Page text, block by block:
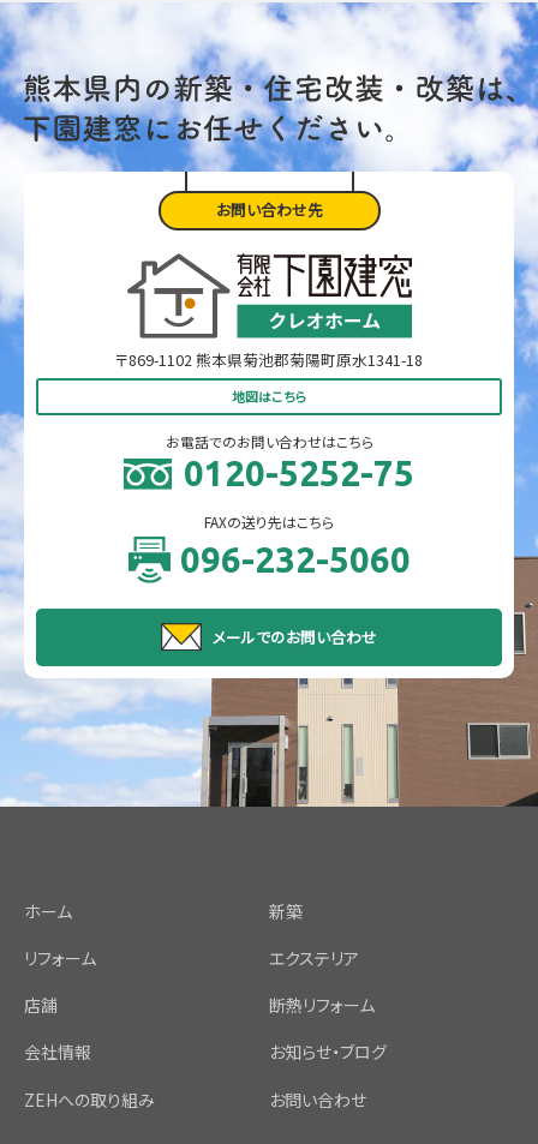
お問い合わせ先
〒869-1102 熊本県菊池郡菊陽町原水1341-18
地図はこちら
お電話でのお問い合わせはこちら
0120-5252-75
FAXの送り先はこちら
096-232-5060
メールでのお問い合わせ
ホーム
新築
リフォーム
エクステリア
店舗
断熱リフォーム
会社情報
お知らせ・ブログ
ZEHへの取り組み
お問い合わせ